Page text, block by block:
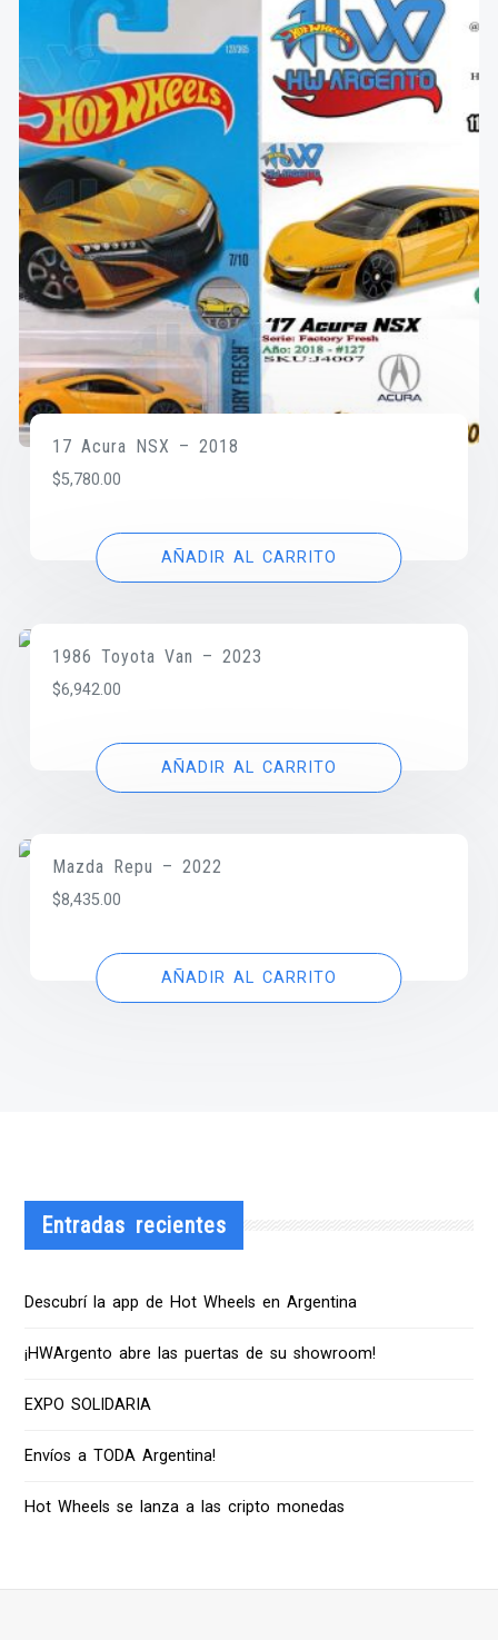
17 Acura NSX – 2018
$5,780.00
AÑADIR AL CARRITO
1986 Toyota Van – 2023
$6,942.00
AÑADIR AL CARRITO
Mazda Repu – 2022
$8,435.00
AÑADIR AL CARRITO
Entradas recientes
Descubrí la app de Hot Wheels en Argentina
¡HWArgento abre las puertas de su showroom!
EXPO SOLIDARIA
Envíos a TODA Argentina!
Hot Wheels se lanza a las cripto monedas